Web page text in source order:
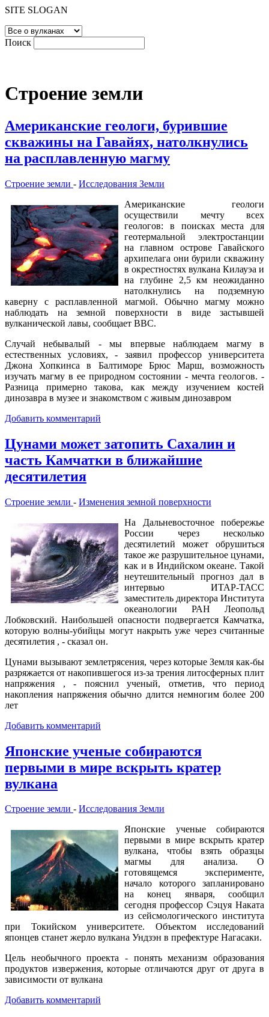
SITE SLOGAN
Поиск
Строение земли
Американские геологи, бурившие
скважины на Гавайях, натолкнулись
на расплавленную магму
Строение земли - Исследования Земли
Американские геологи
осуществили мечту всех
геологов: в поисках места для
геотермальной электростанции
на главном острове Гавайского
архипелага они бурили скважину
в окрестностях вулкана Килауэа и
на глубине 2,5 км неожиданно
натолкнулись на подземную
каверну с расплавленной магмой. Обычно магму можно
наблюдать на земной поверхности в виде застывшей
вулканической лавы, сообщает ВВС.
Случай небывалый - мы впервые наблюдаем магму в
естественных условиях, - заявил профессор университета
Джона Хопкинса в Балтиморе Брюс Марш, возможность
изучать магму в ее природном состоянии - мечта геологов. -
Разница примерно такова, как между изучением костей
динозавра в музее и знакомством с живым динозавром
Добавить комментарий
Цунами может затопить Сахалин и
часть Камчатки в ближайшие
десятилетия
Строение земли - Изменения земной поверхности
На Дальневосточное побережье
России через несколько
десятилетий может обрушиться
такое же разрушительное цунами,
как и в Индийском океане. Такой
неутешительный прогноз дал в
интервью ИТАР-ТАСС
заместитель директора Института
океанологии РАН Леопольд
Лобковский. Наибольшей опасности подвергается Камчатка,
которую волны-убийцы могут накрыть уже через считанные
десятилетия , - сказал он.
Цунами вызывают землетрясения, через которые Земля как-бы
разряжается от накопившегося из-за трения литосферных плит
напряжения , - пояснил ученый, отметив, что период
накопления напряжения обычно длится немногим более 200
лет
Добавить комментарий
Японские ученые собираются
первыми в мире вскрыть кратер
вулкана
Строение земли - Исследования Земли
Японские ученые собираются
первыми в мире вскрыть кратер
вулкана, чтобы взять образцы
магмы для анализа. О
готовящемся эксперименте,
начало которого запланировано
на конец января, сообщил
сегодня профессор Сэцуя Наката
из сейсмологического института
при Токийском университете. Объектом исследований
японцев станет жерло вулкана Ундзэн в префектуре Нагасаки.
Цель необычного проекта - понять механизм образования
продуктов извержения, которые отличаются друг от друга в
зависимости от вулкана
Добавить комментарий